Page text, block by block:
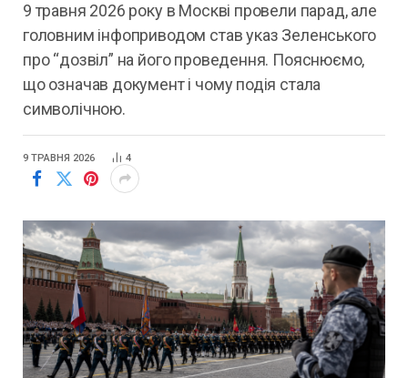
9 травня 2026 року в Москві провели парад, але
головним інфоприводом став указ Зеленського
про “дозвіл” на його проведення. Пояснюємо,
що означав документ і чому подія стала
символічною.
9 ТРАВНЯ 2026 4